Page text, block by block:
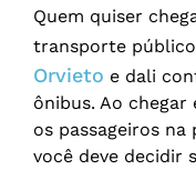
Quem quiser
transporte
Orvieto e dali
ônibus. Ao chegar
os passageiros na
você deve decidir